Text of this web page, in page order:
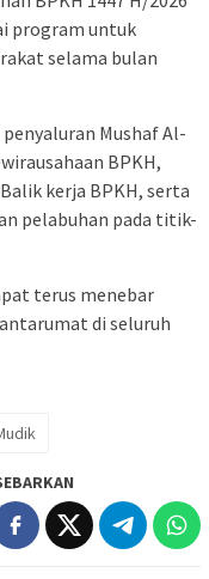
program untuk
selama bulan
Mushaf Al-
BPKH,
kerja BPKH, serta
pelabuhan pada titik-
terus menebar
di seluruh